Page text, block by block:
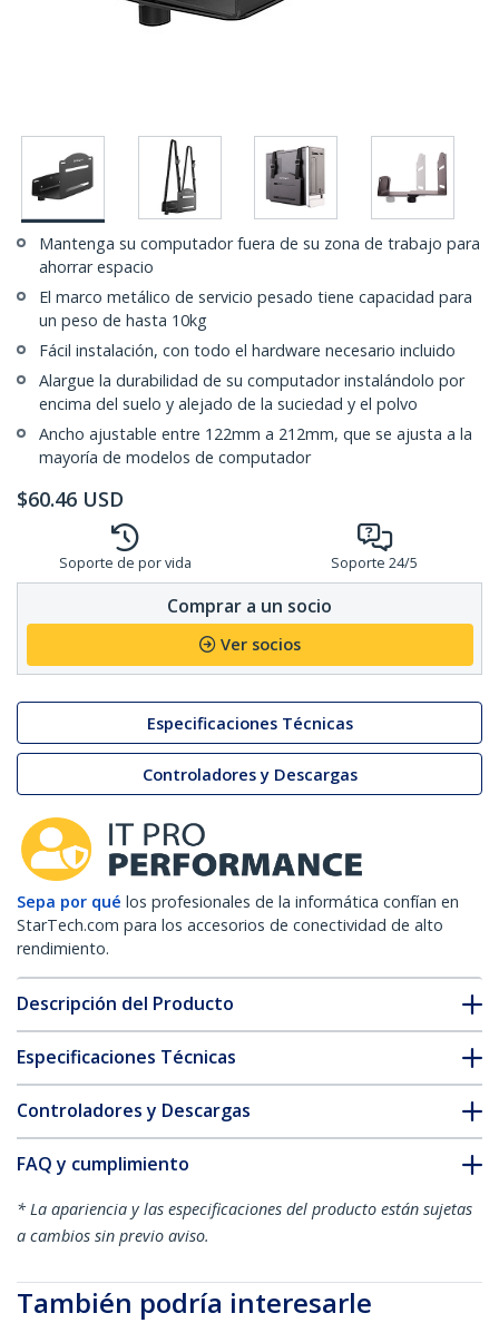
Mantenga su computador fuera de su zona de trabajo para
ahorrar espacio
El marco metálico de servicio pesado tiene capacidad para
un peso de hasta 10kg
Fácil instalación, con todo el hardware necesario incluido
Alargue la durabilidad de su computador instalándolo por
encima del suelo y alejado de la suciedad y el polvo
Ancho ajustable entre 122mm a 212mm, que se ajusta a la
mayoría de modelos de computador
$60.46 USD
Soporte de por vida Soporte 24/5
Comprar a un socio
Ver socios
Especificaciones Técnicas
Controladores y Descargas
Sepa por qué los profesionales de la informática confían en
StarTech.com para los accesorios de conectividad de alto
rendimiento.
Descripción del Producto
Especificaciones Técnicas
Controladores y Descargas
FAQ y cumplimiento
* La apariencia y las especificaciones del producto están sujetas
a cambios sin previo aviso.
También podría interesarle